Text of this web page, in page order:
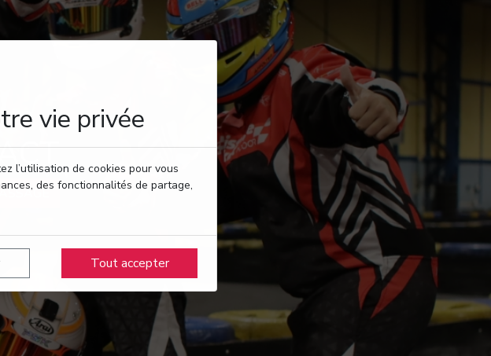
vie privée
l’utilisation de cookies pour vous
des fonctionnalités de partage,
Tout accepter